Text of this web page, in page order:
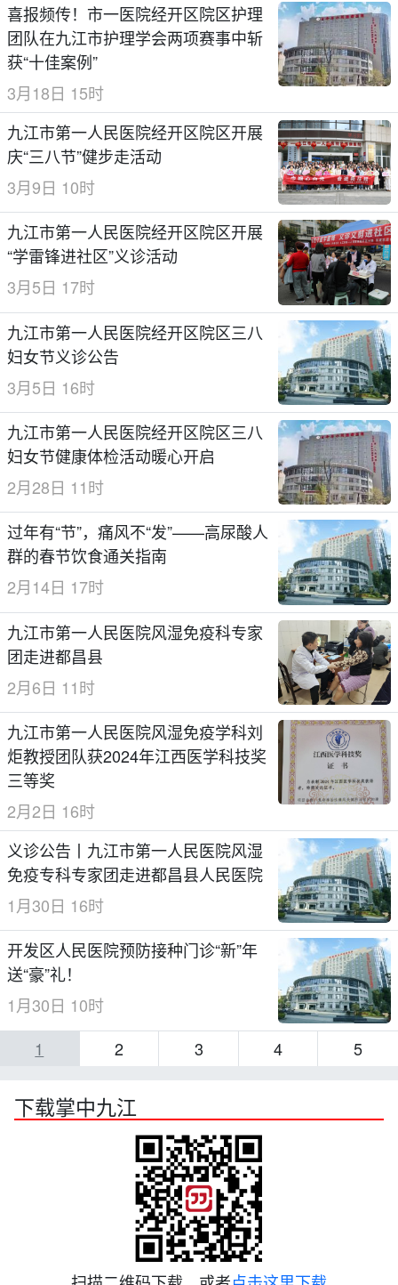
喜报频传！市一医院经开区院区护理
团队在九江市护理学会两项赛事中斩
获“十佳案例”
3月18日 15时
九江市第一人民医院经开区院区开展
庆“三八节”健步走活动
3月9日 10时
九江市第一人民医院经开区院区开展
“学雷锋进社区”义诊活动
3月5日 17时
九江市第一人民医院经开区院区三八
妇女节义诊公告
3月5日 16时
九江市第一人民医院经开区院区三八
妇女节健康体检活动暖心开启
2月28日 11时
过年有“节”，痛风不“发”——高尿酸人
群的春节饮食通关指南
2月14日 17时
九江市第一人民医院风湿免疫科专家
团走进都昌县
2月6日 11时
九江市第一人民医院风湿免疫学科刘
炬教授团队获2024年江西医学科技奖
三等奖
2月2日 16时
义诊公告丨九江市第一人民医院风湿
免疫专科专家团走进都昌县人民医院
1月30日 16时
开发区人民医院预防接种门诊“新”年
送“豪”礼！
1月30日 10时
1
2 3 4 5
下载掌中九江